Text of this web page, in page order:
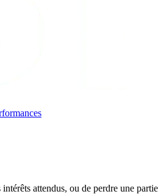
attendus, ou de perdre une